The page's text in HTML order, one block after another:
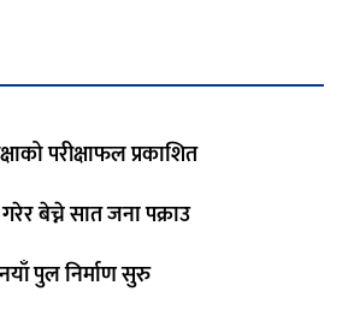
परीक्षाफल प्रकाशित
गरेर बेच्ने सात जना पक्राउ
पुल निर्माण सुरु